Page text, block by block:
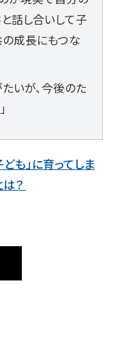
話し合いして子
成長にもつな
いが、今後のた
も」に育ってしま
？